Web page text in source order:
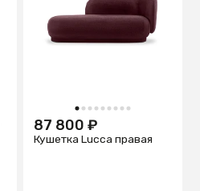
1 2 3 4 5 6 7 8 9
87 800 ₽
Кушетка Lucca правая